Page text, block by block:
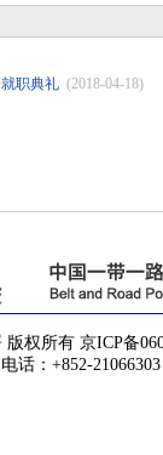
职典礼 (2018-04-18)
权所有 京ICP备
：+852-